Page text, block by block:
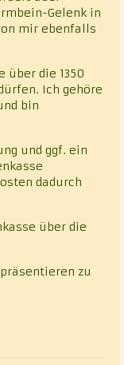
Gelenk in
mir ebenfalls
über die 1350
Ich gehöre
bin
und ggf. ein
dadurch
über die
zu